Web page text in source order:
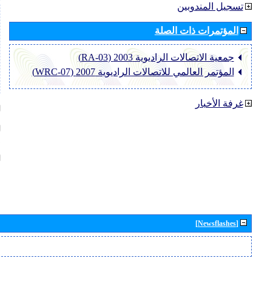
تسجيل المندوبين
المؤتمرات ذات الصلة
جمعية الاتصالات الراديوية 2003 (RA-03)
المؤتمر العالمي للاتصالات الراديوية 2007 (WRC-07)
غرفة الأخبار
[Newsflashes]